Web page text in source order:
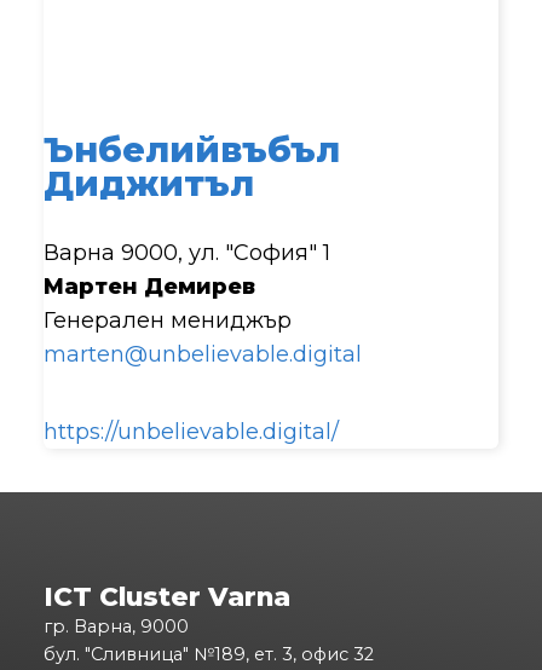
Ънбелийвъбъл
Диджитъл
Варна 9000, ул. "София" 1
Мартен Демирев
Генерален мениджър
marten@unbelievable.digital
https://unbelievable.digital/
ICT Cluster Varna
гр. Варна, 9000
бул. "Сливница" №189, ет. 3, офис 32